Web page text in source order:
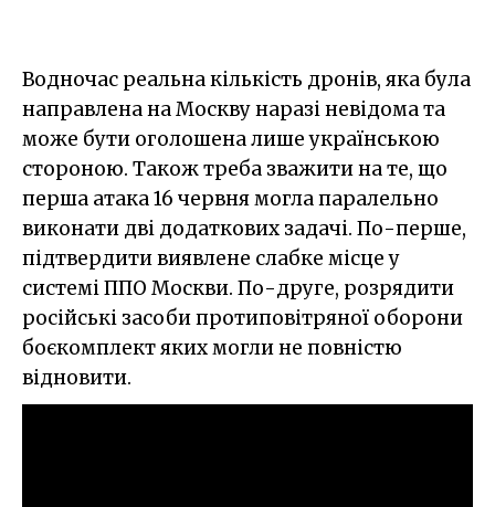
Водночас реальна кількість дронів, яка була
направлена на Москву наразі невідома та
може бути оголошена лише українською
стороною. Також треба зважити на те, що
перша атака 16 червня могла паралельно
виконати дві додаткових задачі. По-перше,
підтвердити виявлене слабке місце у
системі ППО Москви. По-друге, розрядити
російські засоби протиповітряної оборони
боєкомплект яких могли не повністю
відновити.